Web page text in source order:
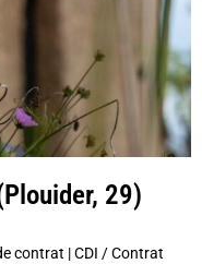
29)
contrat | CDI / Contrat